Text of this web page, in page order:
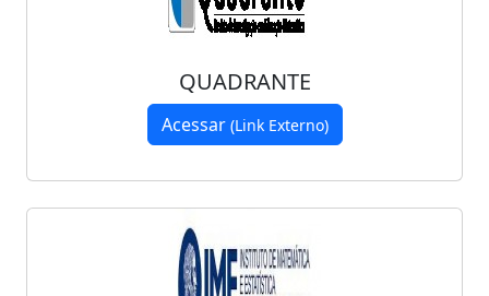
QUADRANTE
Acessar (Link Externo)